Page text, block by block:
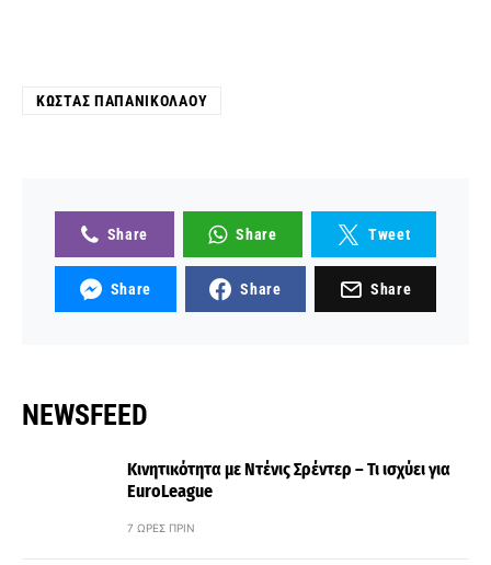
ΚΏΣΤΑΣ ΠΑΠΑΝΙΚΟΛΆΟΥ
Share Share Tweet
Share Share Share
NEWSFEED
Κινητικότητα με Ντένις Σρέντερ – Τι ισχύει για
EuroLeague
7 ΏΡΕΣ ΠΡΙΝ